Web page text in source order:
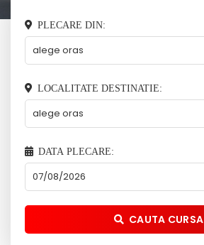
PLECARE DIN:
LOCALITATE DESTINATIE:
DATA PLECARE:
CAUTA CURSA